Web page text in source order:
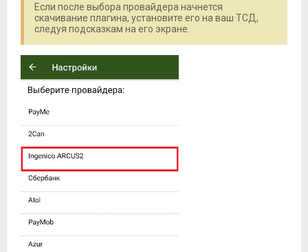
Если после выбора провайдера начнется
скачивание плагина, установите его на ваш ТСД,
следуя подсказкам на его экране.